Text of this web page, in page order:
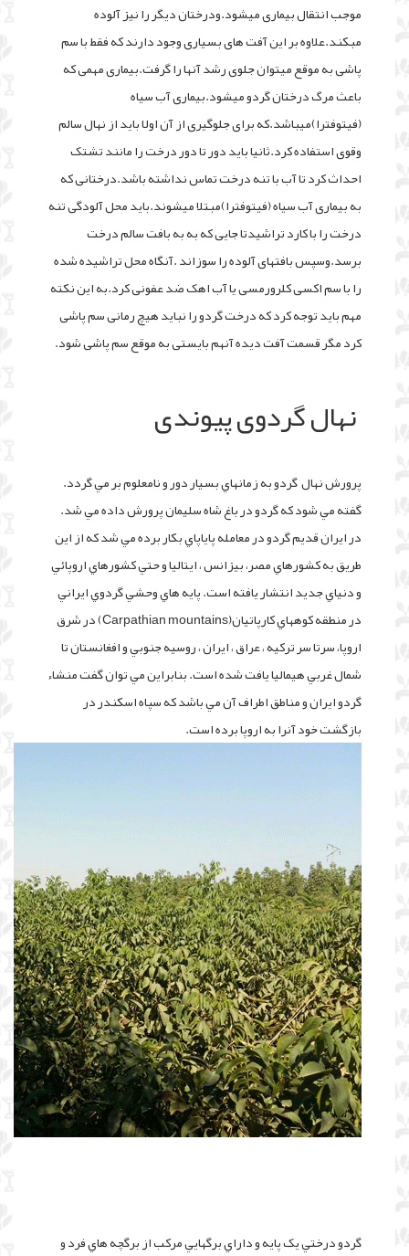
موجب انتقال بیماری میشود.ودرختان دیگر را نیز آلوده
مبکند.علاوه بر این آفت های بسیاری وجود دارند که فقط با سم
پاشی به موقع میتوان جلوی رشد آنها را گرفت.بیماری مهمی که
باعث مرگ درختان گردو میشود.بیماری آب سیاه
(فیتوفترا)میباشد.که برای جلوگیری از آن اولا باید از نهال سالم
وقوی استفاده کرد.ثانیا باید دور تا دور درخت را مانند تشتک
احداث کرد تا آب با تنه درخت تماس نداشته باشد.درختانی که
به بیماری آب سیاه (فیتوفترا)مبتلا میشوند.باید محل آلودگی تنه
درخت را با کارد تراشیدتا جایی که به به بافت سالم درخت
برسد.وسپس بافتهای آلوده را سوزاند .آنگاه محل تراشیده شده
را با سم اکسی کلرورمسی یا آب اهک ضد عفونی کرد.به این نکته
مهم باید توجه کرد که درخت گردو را نباید هیچ رمانی سم پاشی
کرد مگر قسمت آفت دیده آنهم بایستی به موقع سم پاشی شود.
نهال گردوی پیوندی
پرورش نهال گردو به زمانهاي بسيار دور و نامعلوم بر مي گردد.
گفته مي شود که گردو در باغ شاه سليمان پرورش داده مي شد.
در ايران قديم گردو در معامله پاياپاي بکار برده مي شد که از اين
طريق به کشورهاي مصر، بيزانس ، ايتاليا و حتي کشورهاي اروپائي
و دنياي جديد انتشار يافته است. پايه هاي وحشي گردوي ايراني
در منطقه کوههاي کارپاتيان(Carpathian mountains) در شرق
اروپا، سرتا سر ترکيه ، عراق ، ايران ، روسيه جنوبي و افغانستان تا
شمال غربي هيماليا يافت شده است. بنابراين مي توان گفت منشاء
گردو ايران و مناطق اطراف آن مي باشد که سپاه اسکندر در
بازگشت خود آنرا به اروپا برده است.
گردو درختي يک پايه و داراي برگهايي مرکب از برگچه هاي فرد و